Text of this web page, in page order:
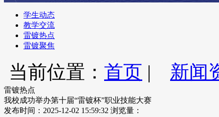
学生动态
教学交流
雷镀热点
雷镀聚焦
当前位置： 首页 | 新闻
雷镀热点
我校成功举办第十届“雷镀杯”职业技能大赛
发布时间：2025-12-02 15:59:32 浏览量：